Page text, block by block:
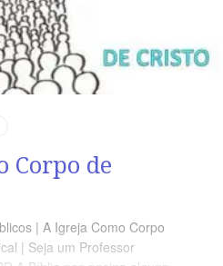
Corpo de
| A Igreja Como Corpo
| Seja um Professor